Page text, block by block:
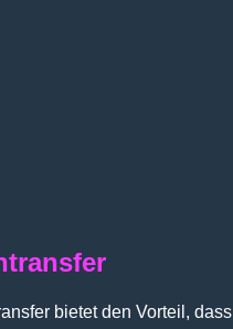
bietet den Vorteil, dass